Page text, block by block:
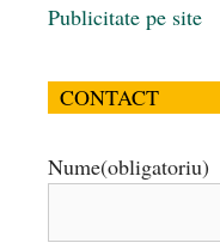
Publicitate pe site
CONTACT
Nume(obligatoriu)